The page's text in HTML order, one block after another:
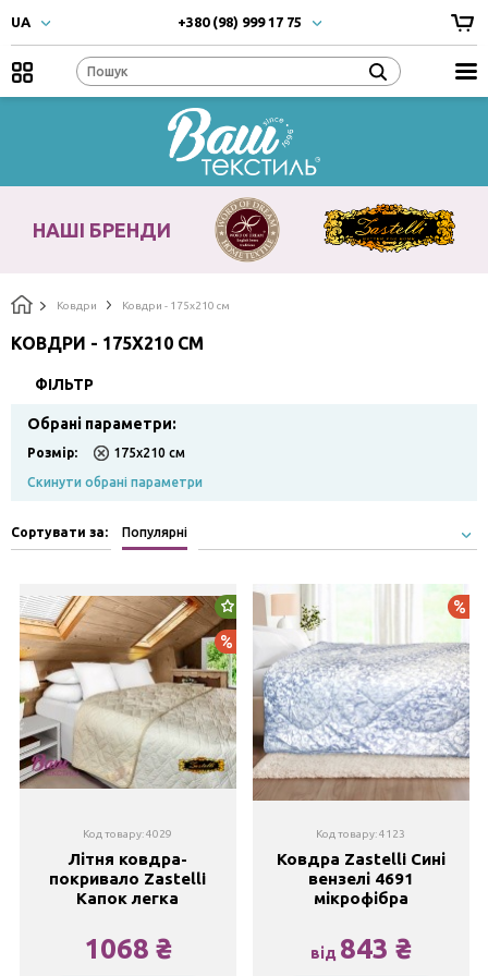
UA
UA- Українска
RU- Русский
+380 (98) 999 17 75
НАШІ БРЕНДИ
Ковдри Ковдри - 175х210 см
КОВДРИ - 175Х210 СМ
ФІЛЬТР
Обрані параметри:
Розмiр: 175х210 см
Скинути обрані параметри
Сортувати за: Популярні
Код товару: 4029
Літня ковдра-
покривало Zastelli
Капок легка
1068 ₴
Код товару: 4123
Ковдра Zastelli Сині
вензелі 4691
мікрофібра
від 843 ₴